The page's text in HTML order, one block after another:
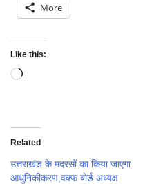
More
Like this:
Loading…
Related
उत्तराखंड के मदरसों का किया जाएगा
आधुनिकीकरण,वक्फ बोर्ड अध्यक्ष